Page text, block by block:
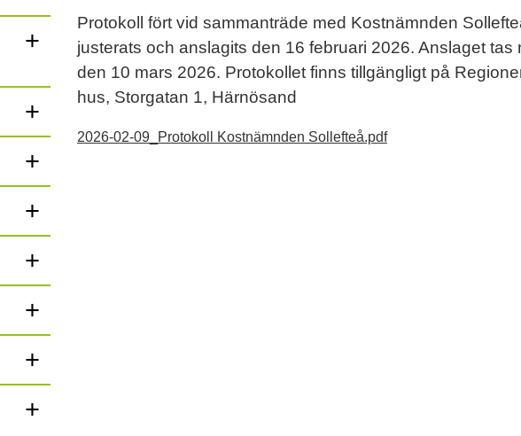
l
i
h
o
p
+
+
+
+
+
+
+
+
Protokoll fört vid sammanträde med Kostnämnden
justerats och anslagits den 16 februari 2026. Anslaget tas
den 10 mars 2026. Protokollet finns tillgängligt på
hus, Storgatan 1, Härnösand
2026-02-09_Protokoll Kostnämnden Sollefteå.pdf